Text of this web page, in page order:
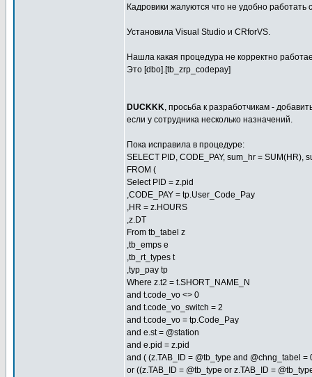
Кадровики жалуются что не удобно работать
Установила Visual Studio и CRforVS.
Нашла какая процедура не корректно
Это [dbo].[tb_zrp_codepay]
DUCKKK, просьба к разработчикам -
если у сотрудника несколько назначений.
Пока исправила в процедуре:
SELECT PID, CODE_PAY, sum_hr = SUM(HR),
FROM (
Select PID = z.pid
,CODE_PAY = tp.User_Code_Pay
,HR = z.HOURS
,z.DT
From tb_tabel z
,tb_emps e
,tb_rt_types t
,typ_pay tp
Where z.t2 = t.SHORT_NAME_N
and t.code_vo <> 0
and t.code_vo_switch = 2
and t.code_vo = tp.Code_Pay
and e.st = @station
and e.pid = z.pid
and ( (z.TAB_ID = @tb_type and @chng_tabel =
or ((z.TAB_ID = @tb_type or z.TAB_ID =